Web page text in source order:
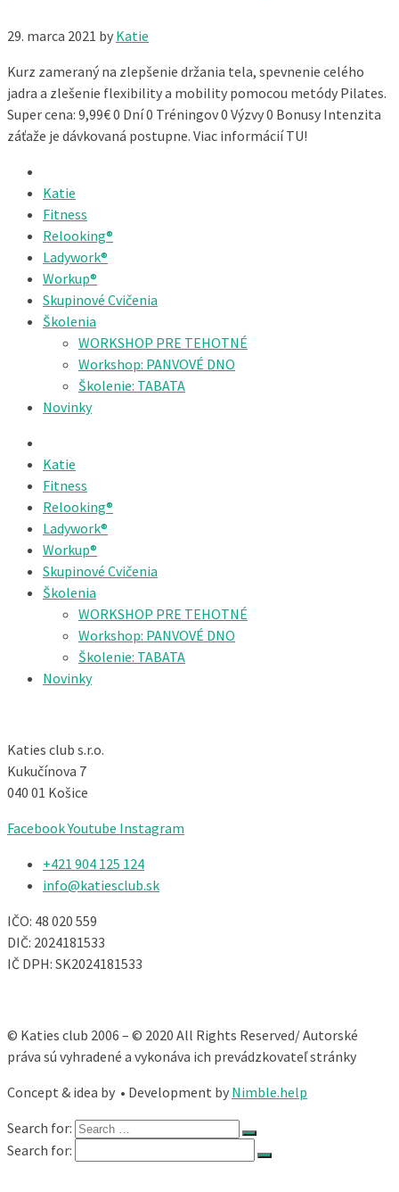
29. marca 2021 by Katie
Kurz zameraný na zlepšenie držania tela, spevnenie celého
jadra a zlešenie flexibility a mobility pomocou metódy Pilates.
Super cena: 9,99€ 0 Dní 0 Tréningov 0 Výzvy 0 Bonusy Intenzita
záťaže je dávkovaná postupne. Viac informácií TU!
Katie
Fitness
Relooking®
Ladywork®
Workup®
Skupinové Cvičenia
Školenia
WORKSHOP PRE TEHOTNÉ
Workshop: PANVOVÉ DNO
Školenie: TABATA
Novinky
Katie
Fitness
Relooking®
Ladywork®
Workup®
Skupinové Cvičenia
Školenia
WORKSHOP PRE TEHOTNÉ
Workshop: PANVOVÉ DNO
Školenie: TABATA
Novinky
Katies club s.r.o.
Kukučínova 7
040 01 Košice
FacebookYoutube Instagram
+421 904 125 124​
info@katiesclub.sk
IČO: 48 020 559
DIČ: 2024181533
IČ DPH: SK2024181533
© Katies club 2006 – © 2020 All Rights Reserved/ Autorské
práva sú vyhradené a vykonáva ich prevádzkovateľ stránky
Concept & idea by • Development by Nimble.help
Search for:
Search for: